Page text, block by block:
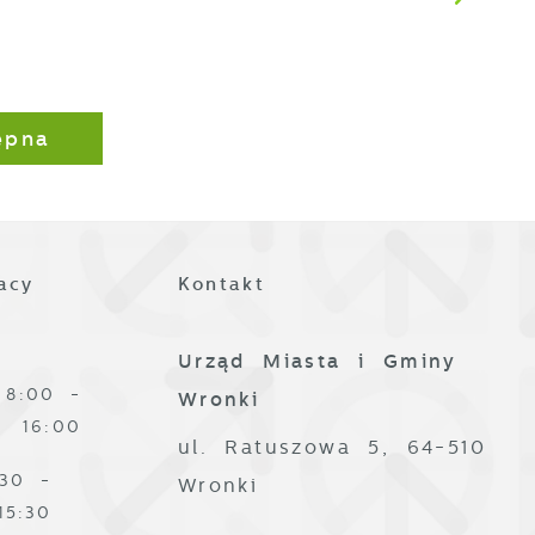
8:00 -
16:00
-
Kontakt
Urząd Miasta i Gminy
Wronki
ul. Ratuszowa 5, 64-510
Wronki